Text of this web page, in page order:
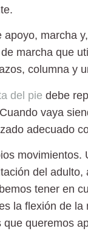
marcha
marcha que
columna y
del pie debe
vaya
adecuado
movimientos.
del
tener en
la flexión de
queremos